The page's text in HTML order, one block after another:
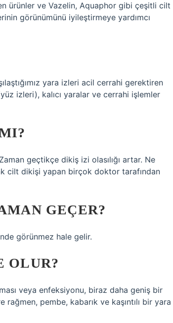
ürünler ve Vazelin, Aquaphor gibi çeşitli cilt
görünümünü iyileştirmeye yardımcı
yara izleri acil cerrahi gerektiren
izleri), kalıcı yaralar ve cerrahi işlemler
geçtikçe dikiş izi olasılığı artar. Ne
cilt dikişi yapan birçok doktor tarafından
GEÇER?
görünmez hale gelir.
OLUR?
veya enfeksiyonu, biraz daha geniş bir
pembe, kabarık ve kaşıntılı bir yara